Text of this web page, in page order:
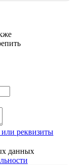
реквизиты
данных